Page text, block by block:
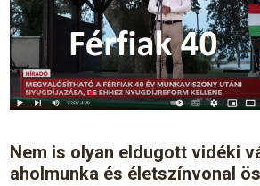
Nem is olyan eldugott vidéki
aholmunka és életszínvonal